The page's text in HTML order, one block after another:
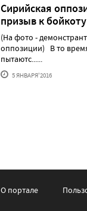
Сирийская
призыв к
(На фото -
оппозиции) В то
пытаютс......
5 ЯНВАРЯ'2016
О портале